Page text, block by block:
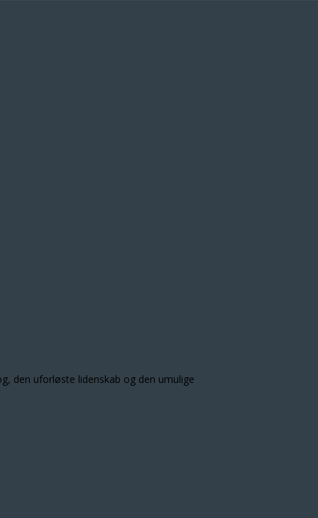
den uforløste lidenskab og den umulige